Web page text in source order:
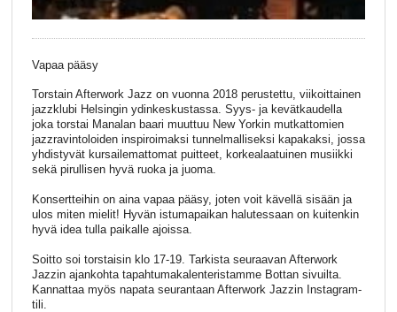
Vapaa pääsy
Torstain Afterwork Jazz on vuonna 2018 perustettu, viikoittainen
jazzklubi Helsingin ydinkeskustassa. Syys- ja kevätkaudella
joka torstai Manalan baari muuttuu New Yorkin mutkattomien
jazzravintoloiden inspiroimaksi tunnelmalliseksi kapakaksi, jossa
yhdistyvät kursailemattomat puitteet, korkealaatuinen musiikki
sekä pirullisen hyvä ruoka ja juoma.
Konsertteihin on aina vapaa pääsy, joten voit kävellä sisään ja
ulos miten mielit! Hyvän istumapaikan halutessaan on kuitenkin
hyvä idea tulla paikalle ajoissa.
Soitto soi torstaisin klo 17-19. Tarkista seuraavan Afterwork
Jazzin ajankohta tapahtumakalenteristamme Bottan sivuilta.
Kannattaa myös napata seurantaan Afterwork Jazzin Instagram-
tili.